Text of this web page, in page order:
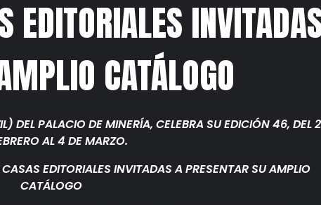
EDITORIALES
CATÁLOGO
DEL PALACIO DE MINERÍA, CELEBRA SU EDICIÓN 46, DEL
AL 4 DE MARZO.
EDITORIALES INVITADAS A PRESENTAR SU AMPLIO
CATÁLOGO